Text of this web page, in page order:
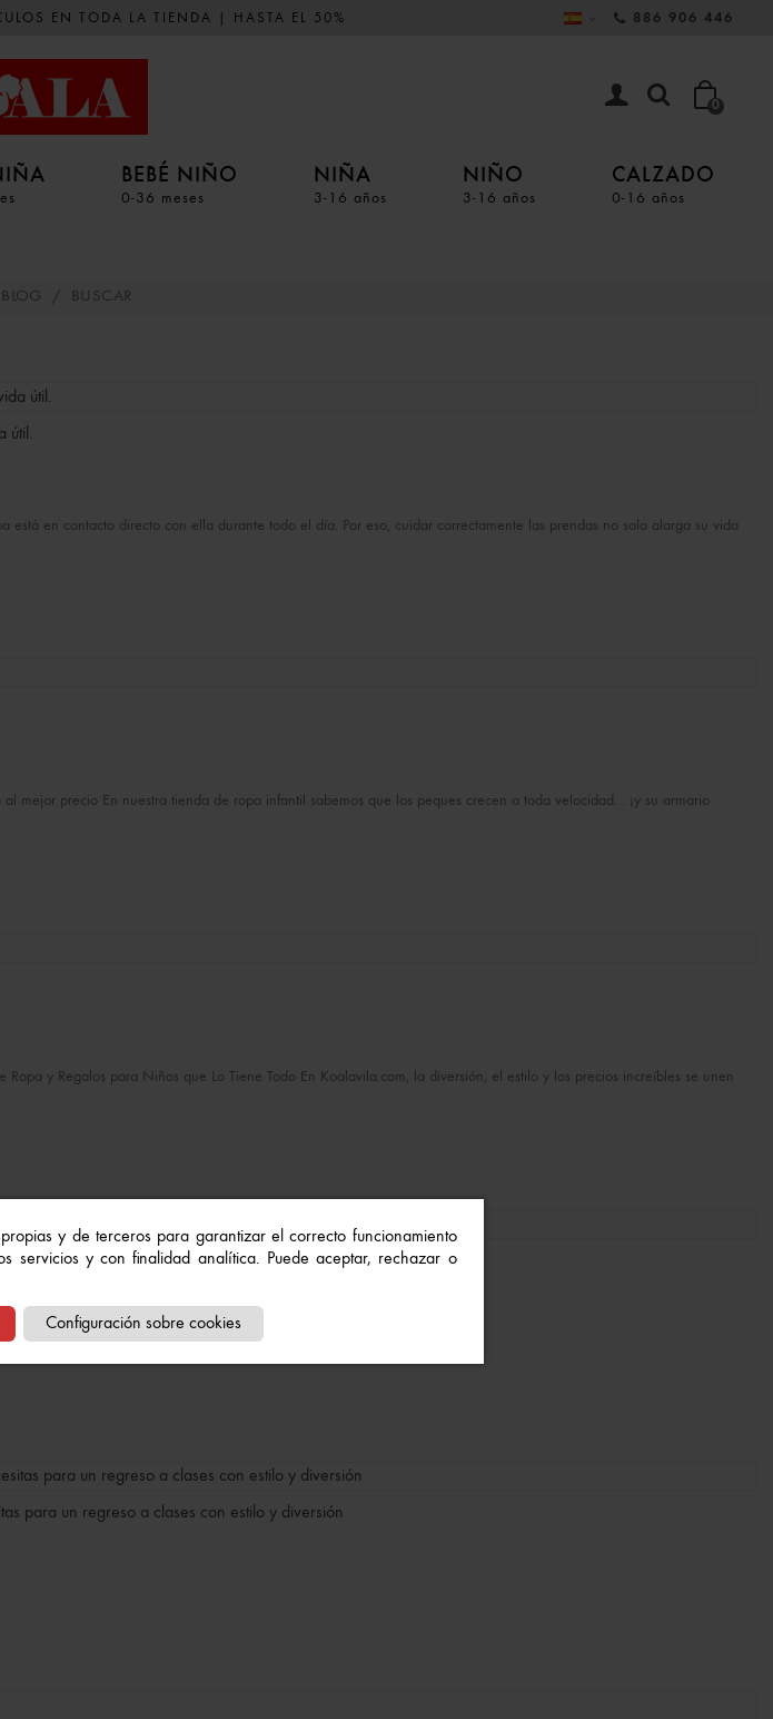
y de terceros para garantizar el correcto funcionamiento
servicios y con finalidad analítica. Puede aceptar, rechazar o
Configuración sobre cookies
EN TODA LA TIENDA | HASTA EL 50% 886 906 446
0
BEBÉ NIÑO
0-36 meses
NIÑA
3-16 años
NIÑO
3-16 años
CALZADO
0-16 años
BLOG / BUSCAR
útil.
está en contacto directo con ella durante todo el día. Por eso, cuidar correctamente las prendas no solo alarga su vida
mejor precio En nuestra tienda de ropa infantil sabemos que los peques crecen a toda velocidad… ¡y su armario
Ropa y Regalos para Niños que Lo Tiene Todo En Koalavila.com, la diversión, el estilo y los precios increíbles se unen
para la vuelta al cole en Koala Vila
para un regreso a clases con estilo y diversión